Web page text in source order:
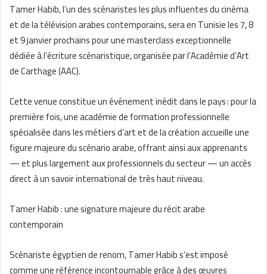
Tamer Habib, l’un des scénaristes les plus influentes du cinéma
et de la télévision arabes contemporains, sera en Tunisie les 7, 8
et 9 janvier prochains pour une masterclass exceptionnelle
dédiée à l’écriture scénaristique, organisée par l’Académie d’Art
de Carthage (AAC).
Cette venue constitue un événement inédit dans le pays : pour la
première fois, une académie de formation professionnelle
spécialisée dans les métiers d’art et de la création accueille une
figure majeure du scénario arabe, offrant ainsi aux apprenants
— et plus largement aux professionnels du secteur — un accès
direct à un savoir international de très haut niveau.
Tamer Habib : une signature majeure du récit arabe
contemporain
Scénariste égyptien de renom, Tamer Habib s’est imposé
comme une référence incontournable grâce à des œuvres